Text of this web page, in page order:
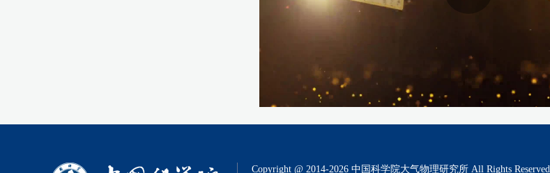
Copyright @ 2014-2026 中国科学院大气物理研究所 All Rights Reserved